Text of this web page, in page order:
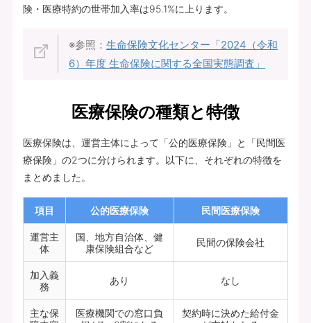
険・医療特約の世帯加入率は95.1%に上ります。
※参照： 生命保険文化センター「2024（令和
6）年度 生命保険に関する全国実態調査」
医療保険の種類と特徴
医療保険は、運営主体によって「公的医療保険」と「民間医
療保険」の2つに分けられます。以下に、それぞれの特徴を
まとめました。
項目 公的医療保険 民間医療保険
運営主
体
国、地方自治体、健
康保険組合など
民間の保険会社
加入義
務
あり なし
主な保
医療機関での窓口負
契約時に決めた給付金